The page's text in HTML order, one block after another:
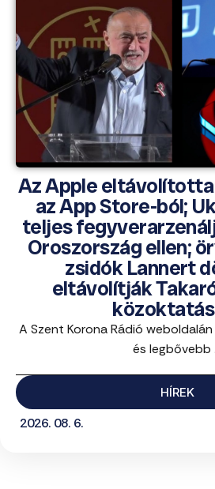
Az Apple
az App Store-ból;
teljes
Oroszország ellen;
zsidók Lannert
eltávolítják
A Szent Korona Rádió
és legbővebb
HÍREK
2026. 08. 6.